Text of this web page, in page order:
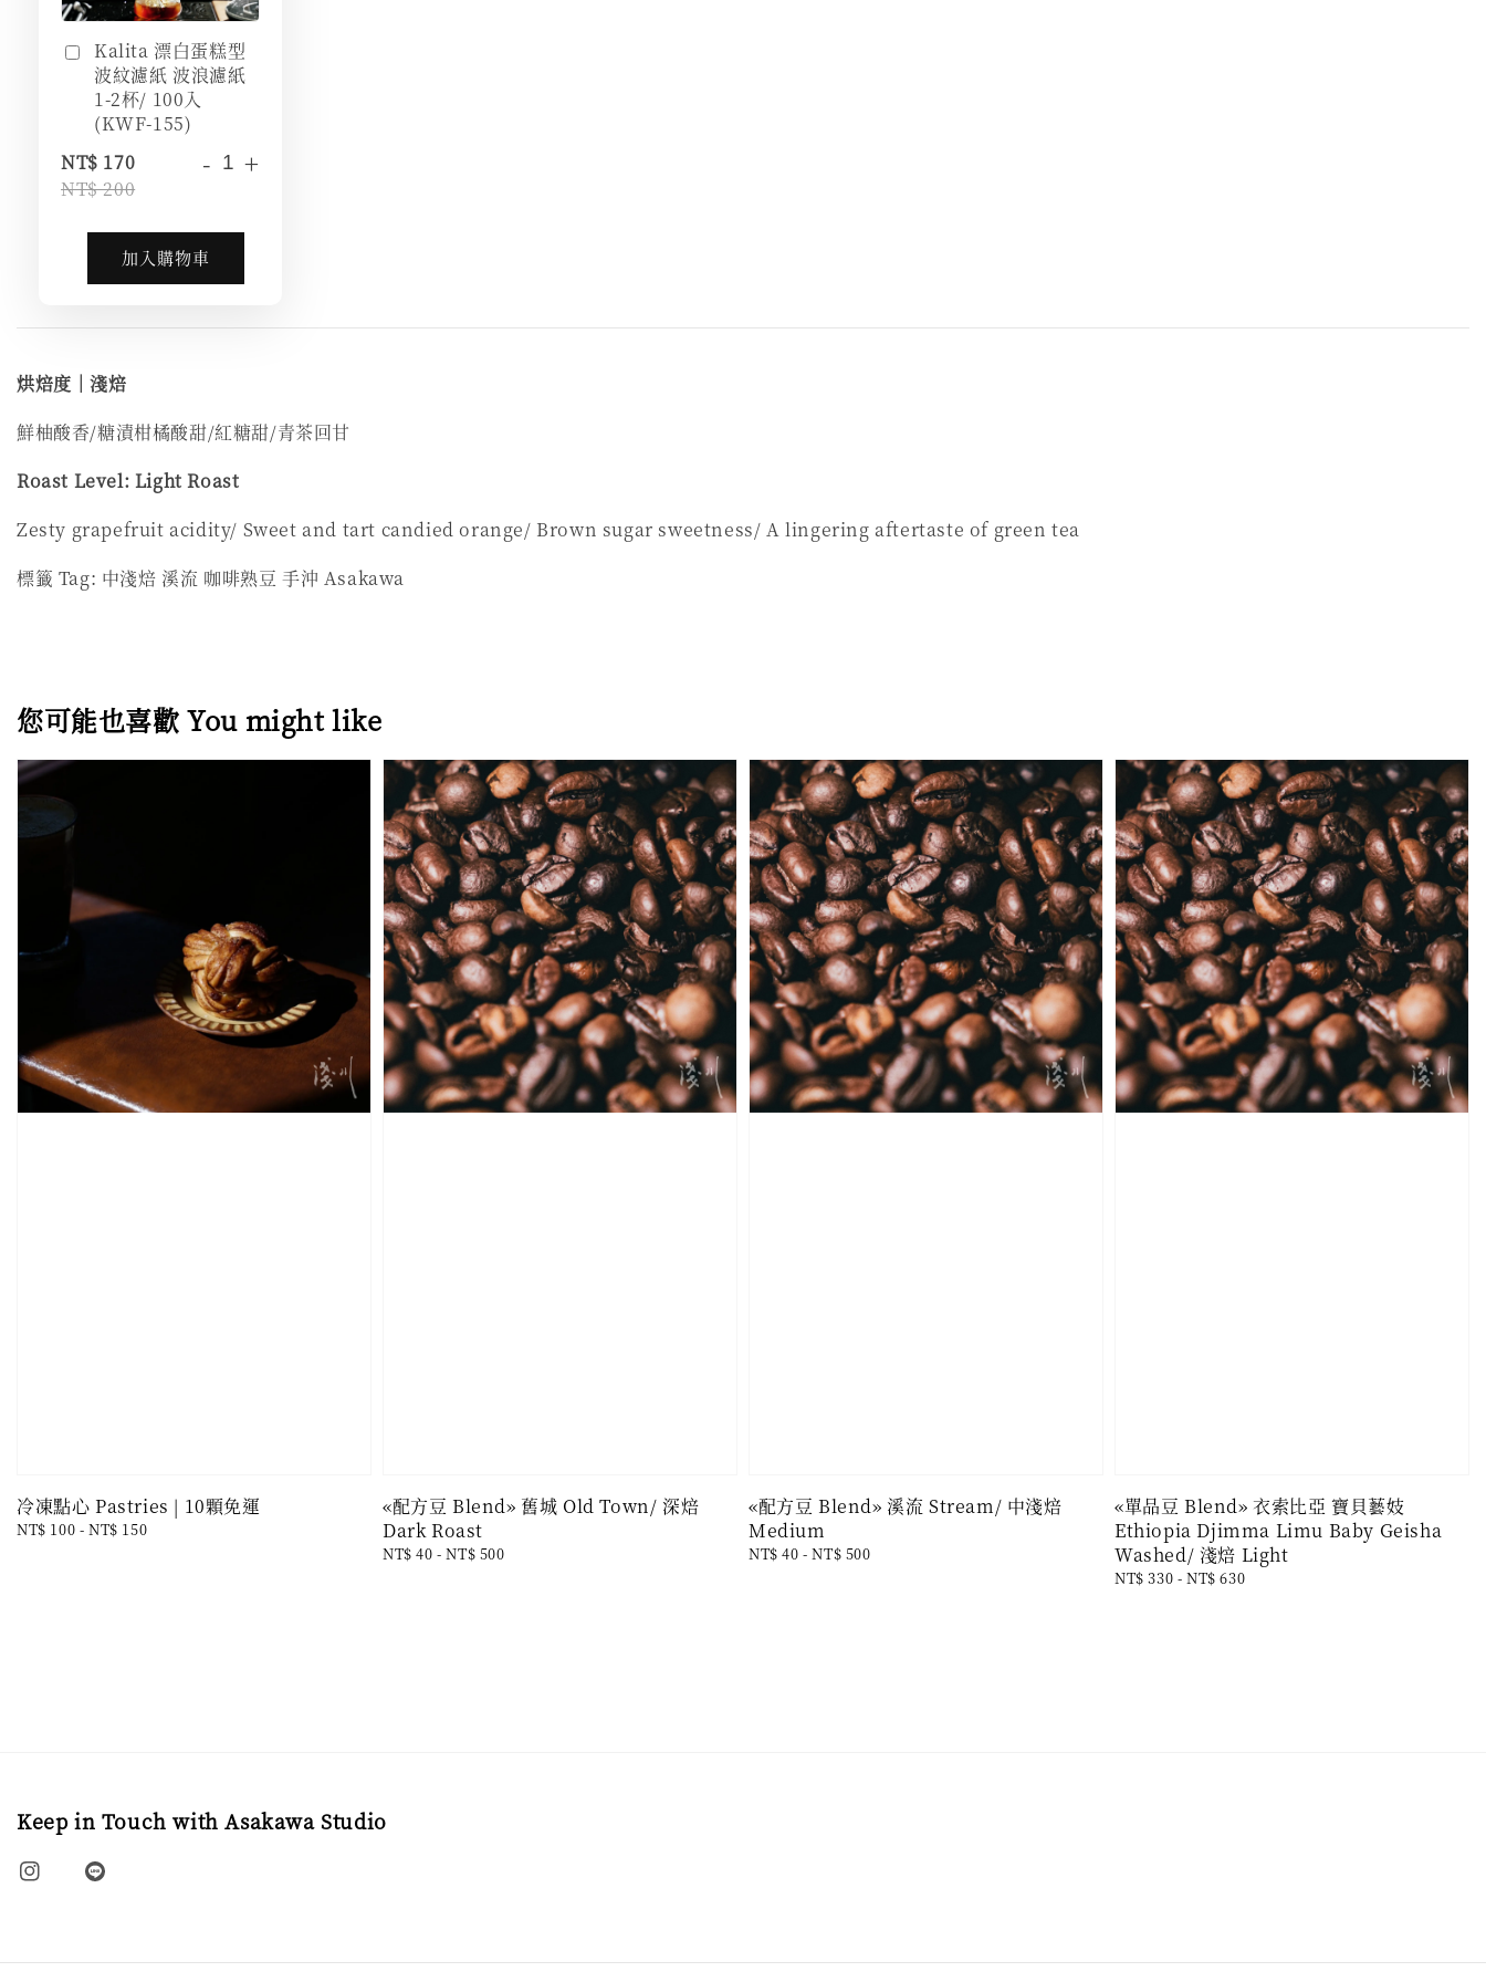
Kalita 漂白蛋糕型
波紋濾紙 波浪濾紙
1-2杯/ 100入
(KWF-155)
NT$ 170
NT$ 200
- +
加入購物車
烘焙度｜淺焙
鮮柚酸香/糖漬柑橘酸甜/紅糖甜/青茶回甘
Roast Level: Light Roast
Zesty grapefruit acidity/ Sweet and tart candied orange/ Brown sugar sweetness/ A lingering aftertaste of green tea
標籤 Tag: 中淺焙 溪流 咖啡熟豆手沖 Asakawa
您可能也喜歡 You might like
冷凍點心 Pastries | 10顆免運
Regular
NT$ 100 -NT$ 150
«配方豆 Blend» 舊城 Old Town/ 深焙
Dark Roast
Regular
NT$ 40 -NT$ 500
«配方豆 Blend» 溪流 Stream/ 中淺焙
Medium
Regular
NT$ 40 -NT$ 500
«單品豆 Blend» 衣索比亞 寶貝藝妓
Ethiopia Djimma Limu Baby Geisha
Washed/ 淺焙 Light
Regular
NT$ 330 -NT$ 630
Keep in Touch with Asakawa Studio